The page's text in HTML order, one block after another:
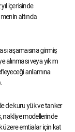
içerisinde
altında
aşamasına girmiş
alınması veya yıkım
anlamına
de kuru yük ve tanker
nakliye modellerinde
üzere emtialar için kat